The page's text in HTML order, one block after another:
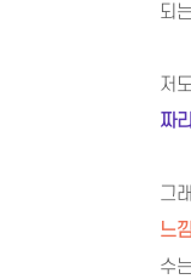
되
저
짜
그
느
수